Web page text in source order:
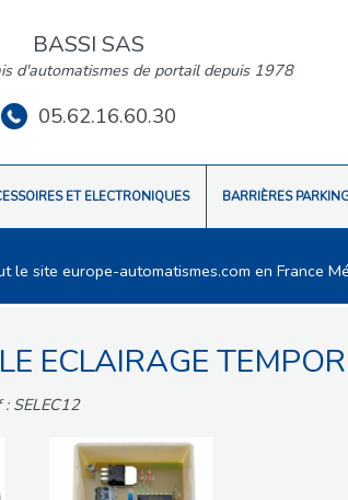
BASSI SAS
d'automatismes de portail depuis 1978
05.62.16.60.30
ET ELECTRONIQUES BARRIÈRES
le site europe-automatismes.com en France
ECLAIRAGE
: SELEC12